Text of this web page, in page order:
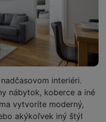
interiéri.
nábytok, koberce a iné
vytvoríte moderný,
akýkoľvek iný štýl